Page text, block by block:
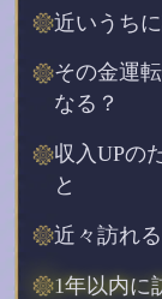
近いうち
その金運
なる？
収入UPの
と
近々訪れ
1年以内に